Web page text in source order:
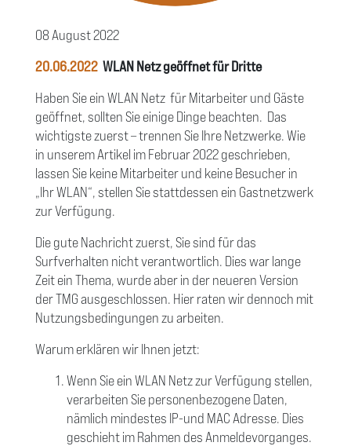
08 August 2022
20.06.2022 WLAN Netz geöffnet für Dritte
Haben Sie ein WLAN Netz für Mitarbeiter und Gäste
geöffnet, sollten Sie einige Dinge beachten. Das
wichtigste zuerst – trennen Sie Ihre Netzwerke. Wie
in unserem Artikel im Februar 2022 geschrieben,
lassen Sie keine Mitarbeiter und keine Besucher in
„Ihr WLAN“, stellen Sie stattdessen ein Gastnetzwerk
zur Verfügung.
Die gute Nachricht zuerst, Sie sind für das
Surfverhalten nicht verantwortlich. Dies war lange
Zeit ein Thema, wurde aber in der neueren Version
der TMG ausgeschlossen. Hier raten wir dennoch mit
Nutzungsbedingungen zu arbeiten.
Warum erklären wir Ihnen jetzt:
Wenn Sie ein WLAN Netz zur Verfügung stellen,
verarbeiten Sie personenbezogene Daten,
nämlich mindestes IP-und MAC Adresse. Dies
geschieht im Rahmen des Anmeldevorganges.